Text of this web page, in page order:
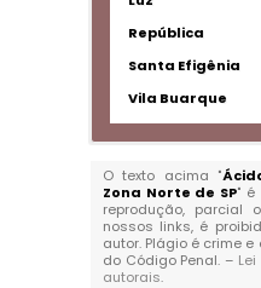
República
Santa Efigênia
Vila Buarque
O texto acima "
Zona Norte de SP" é
reprodução, parcial
nossos links, é
autor. Plágio é crime
do Código Penal. –
autorais.